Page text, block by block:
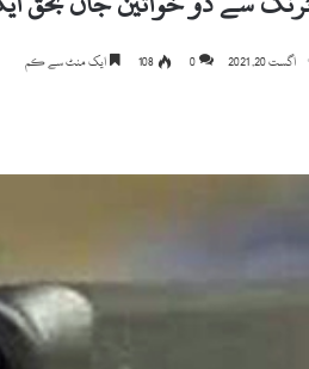
اگست 20, 2021 0
108 ایک منٹ سے کم